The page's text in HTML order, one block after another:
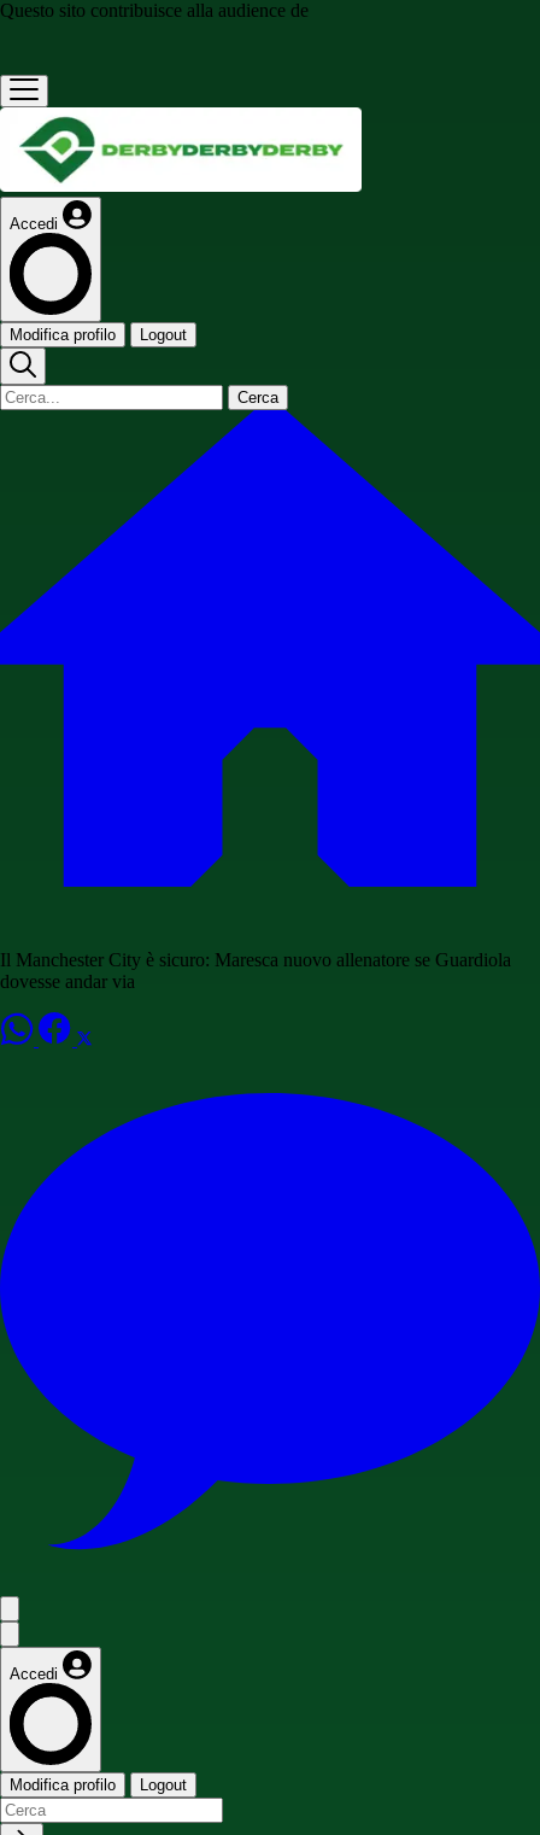
Questo sito contribuisce alla audience de
Accedi
Modifica profilo Logout
Cerca
Il Manchester City è sicuro: Maresca nuovo allenatore se Guardiola
dovesse andar via
Accedi
Modifica profilo Logout